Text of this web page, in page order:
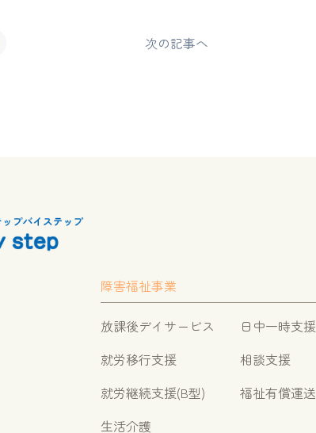
次の記事へ
障害福祉事業
放課後デイサービス
就労移行支援
就労継続支援(B型)
生活介護
日中一時支援
相談支援
福祉有償運送